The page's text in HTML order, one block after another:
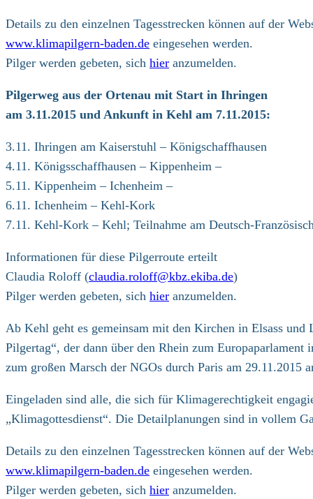
Details zu den einzelnen Tagesstrecken können auf der
www.klimapilgern-baden.de eingesehen werden.
Pilger werden gebeten, sich hier anzumelden.
Pilgerweg aus der Ortenau mit Start in Ihringen
am 3.11.2015 und Ankunft in Kehl am 7.11.2015:
3.11. Ihringen am Kaiserstuhl – Königschaffhausen
4.11. Königsschaffhausen – Kippenheim –
5.11. Kippenheim – Ichenheim –
6.11. Ichenheim – Kehl-Kork
7.11. Kehl-Kork – Kehl; Teilnahme am Deutsch-
Informationen für diese Pilgerroute erteilt
Claudia Roloff (claudia.roloff@kbz.ekiba.de)
Pilger werden gebeten, sich hier anzumelden.
Ab Kehl geht es gemeinsam mit den Kirchen in Elsass
Pilgertag“, der dann über den Rhein zum
zum großen Marsch der NGOs durch Paris am
Eingeladen sind alle, die sich für Klimagerechtigkeit
„Klimagottesdienst“. Die Detailplanungen sind in vollem
Details zu den einzelnen Tagesstrecken können auf der
www.klimapilgern-baden.de eingesehen werden.
Pilger werden gebeten, sich hier anzumelden.